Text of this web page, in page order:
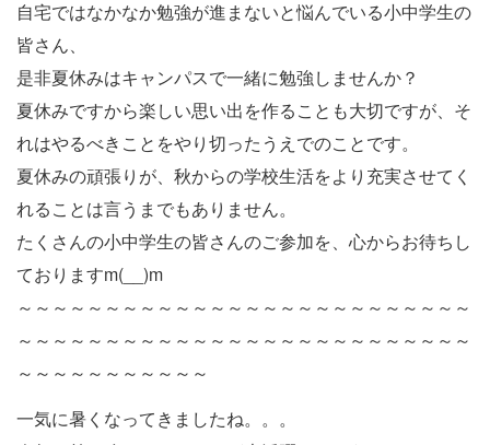
自宅ではなかなか勉強が進まないと悩んでいる小中学生の
皆さん、
是非夏休みはキャンパスで一緒に勉強しませんか？
夏休みですから楽しい思い出を作ることも大切ですが、そ
れはやるべきことをやり切ったうえでのことです。
夏休みの頑張りが、秋からの学校生活をより充実させてく
れることは言うまでもありません。
たくさんの小中学生の皆さんのご参加を、心からお待ちし
ておりますm(__)m
～～～～～～～～～～～～～～～～～～～～～～～～～～
～～～～～～～～～～～～～～～～～～～～～～～～～～
～～～～～～～～～～～
一気に暑くなってきましたね。。。